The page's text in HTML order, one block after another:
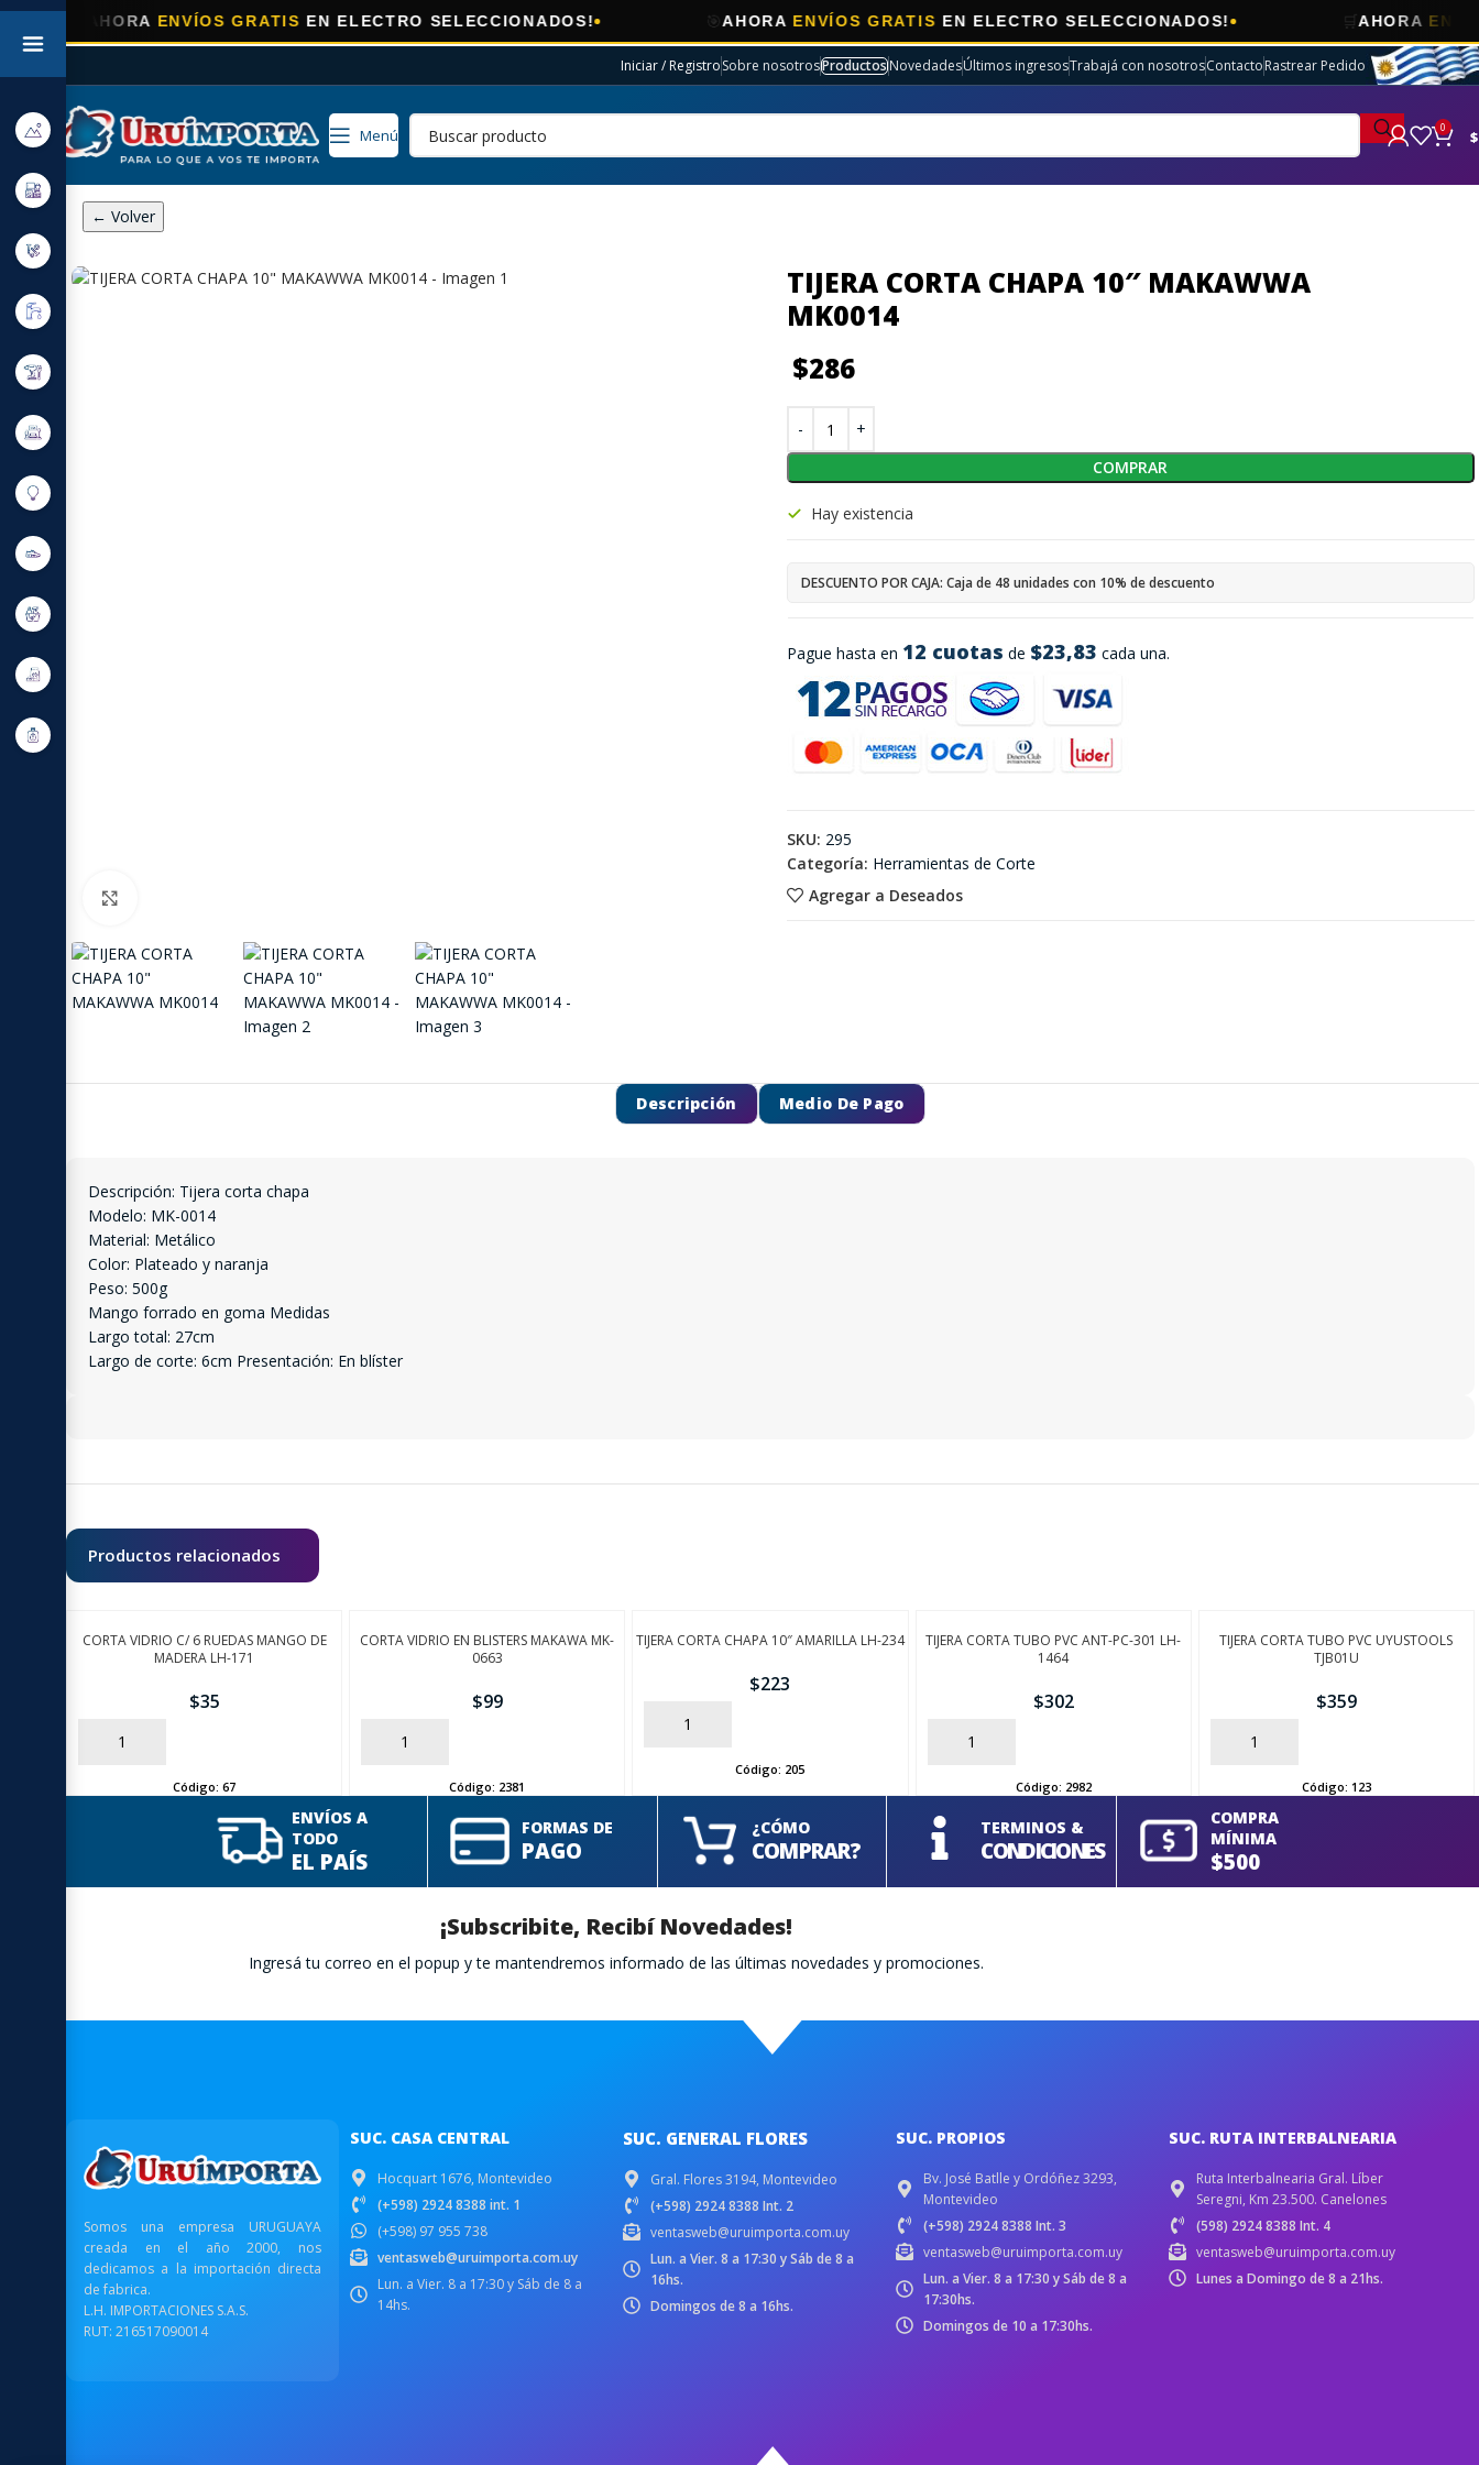
ENVÍOS GRATISEN ELECTRO SELECCIONADOS! AHORAENVÍOS GRATISEN ELECTRO SELECCIONADOS! ENVÍOS
Iniciar / RegistroSobre nosotrosProductosNovedadesÚltimos ingresosTrabajá con nosotrosContactoRastrear Pedido
Menú 0 $
← Volver
TIJERA CORTA CHAPA 10″ MAKAWWA
MK0014
$286
Pague hasta en 12 cuotas de $23,83 cada una.
Hay existencia
DESCUENTO POR CAJA: Caja de 48 unidades con 10% de descuento
COMPRAR
Agregar a Deseados
SKU: 295
Categoría: Herramientas de Corte
Descripción Medio De Pago
Descripción: Tijera corta chapa
Modelo: MK-0014
Material: Metálico
Color: Plateado y naranja
Peso: 500g
Mango forrado en goma Medidas
Largo total: 27cm
Largo de corte: 6cm Presentación: En blíster
Productos relacionados
CORTA VIDRIO C/ 6 RUEDAS MANGO DE
MADERA LH-171
$35
AÑADIR
Código:67
CORTA VIDRIO EN BLISTERS MAKAWA MK-
0663
$99
AÑADIR
Código: 2381
TIJERA CORTA CHAPA 10″ AMARILLA LH-234
$223
AÑADIR
Código: 205
TIJERA CORTA TUBO PVC ANT-PC-301 LH-
1464
$302
AÑADIR
Código: 2982
TIJERA CORTA TUBO PVC UYUSTOOLS
TJB01U
$359
AÑADIR
Código: 123
ENVÍOS A
TODO
EL PAÍS
FORMAS DE
PAGO
¿CÓMO
COMPRAR?
TERMINOS &
CONDICIONES
COMPRA
MÍNIMA
$500
¡Subscribite, Recibí Novedades!
Ingresá tu correo en el popup y te mantendremos informado de las últimas novedades y promociones.
Somos una empresa URUGUAYA
creada en el año 2000, nos
dedicamos a la importación directa
de fabrica.
L.H. IMPORTACIONES S.A.S.
RUT: 216517090014
SUC. CASA CENTRAL
Hocquart 1676, Montevideo
(+598) 2924 8388 int. 1
(+598) 97 955 738
ventasweb@uruimporta.com.uy
Lun. a Vier. 8 a 17:30 y Sáb de 8 a
14hs.
SUC. GENERAL FLORES
Gral. Flores 3194, Montevideo
(+598) 2924 8388 Int. 2
ventasweb@uruimporta.com.uy
Lun. a Vier. 8 a 17:30 y Sáb de 8 a
16hs.
Domingos de 8 a 16hs.
SUC. PROPIOS
Bv. José Batlle y Ordóñez 3293,
Montevideo
(+598) 2924 8388 Int. 3
ventasweb@uruimporta.com.uy
Lun. a Vier. 8 a 17:30 y Sáb de 8 a
17:30hs.
Domingos de 10 a 17:30hs.
SUC. RUTA INTERBALNEARIA
Ruta Interbalnearia Gral. Líber
Seregni, Km 23.500. Canelones
(598) 2924 8388 Int. 4
ventasweb@uruimporta.com.uy
Lunes a Domingo de 8 a 21hs.